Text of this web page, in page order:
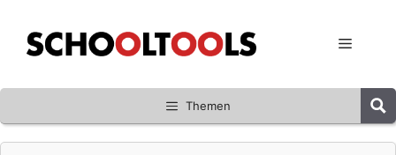
Inhalt
springen
Menü
Themen